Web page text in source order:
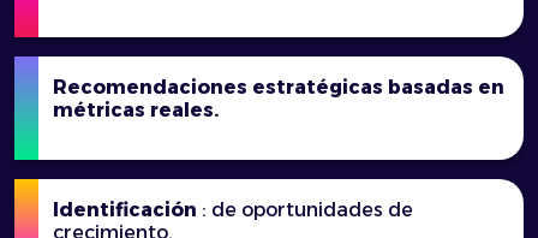
Recomendaciones estratégicas basadas en
métricas reales.
Identificación : de oportunidades de
crecimiento.